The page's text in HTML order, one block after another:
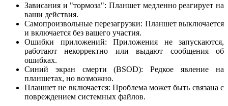
Зависания и "тормоза": Планшет медленно реагирует на
ваши действия.
Самопроизвольные перезагрузки: Планшет выключается
и включается без вашего участия.
Ошибки приложений: Приложения не запускаются,
работают некорректно или выдают сообщения об
ошибках.
Синий экран смерти (BSOD): Редкое явление на
планшетах, но возможно.
Планшет не включается: Проблема может быть связана с
повреждением системных файлов.